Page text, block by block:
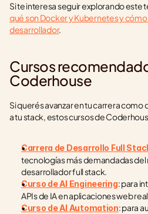
qué son Docker y Kubernetes y
desarrollador.
Cursos
Coderhouse
Si querés avanzar en tu carrera
a tu stack, estos cursos de
Carrera de Desarrollo Full
tecnologías más demandadas
desarrollador full stack.
Curso de AI Engineering: para
APIs de IA en aplicaciones web
Curso de AI Automation: para